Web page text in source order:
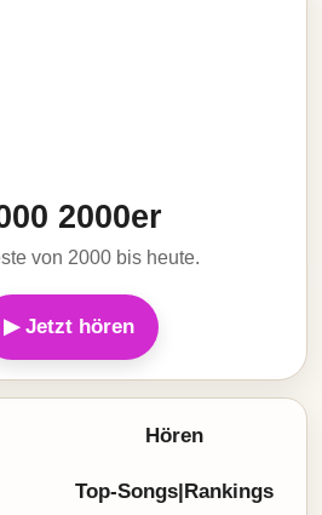
2000er
von 2000 bis heute.
▶ Jetzt hören
Hören
Top-Songs|Rankings